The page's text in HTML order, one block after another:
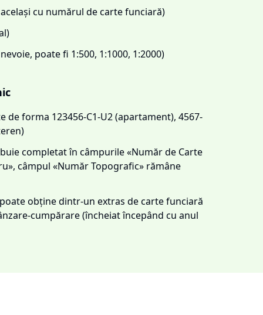
cu numărul de carte funciară)
poate fi 1:500, 1:1000, 1:2000)
forma 123456-C1-U2 (apartament), 4567-
completat în câmpurile «Număr de Carte
câmpul «Număr Topografic» rămâne
obține dintr-un extras de carte funciară
cumpărare (încheiat începând cu anul